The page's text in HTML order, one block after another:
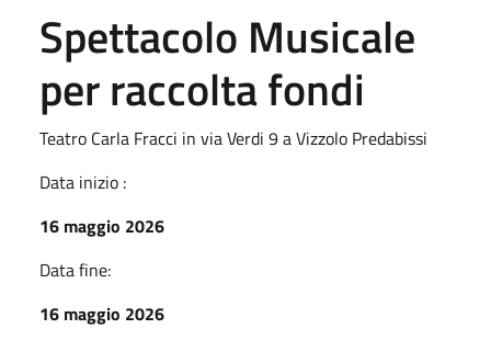
Spettacolo Musicale
per raccolta fondi
Teatro Carla Fracci in via Verdi 9 a Vizzolo Predabissi
Data inizio :
16 maggio 2026
Data fine:
16 maggio 2026